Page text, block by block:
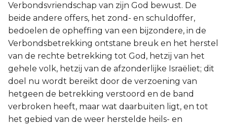
Verbondsvriendschap van zijn God bewust. De
beide andere offers, het zond- en schuldoffer,
bedoelen de opheffing van een bijzondere, in de
Verbondsbetrekking ontstane breuk en het herstel
van de rechte betrekking tot God, hetzij van het
gehele volk, hetzij van de afzonderlijke Israëliet; dit
doel nu wordt bereikt door de verzoening van
hetgeen de betrekking verstoord en de band
verbroken heeft, maar wat daarbuiten ligt, en tot
het gebied van de weer herstelde heils- en